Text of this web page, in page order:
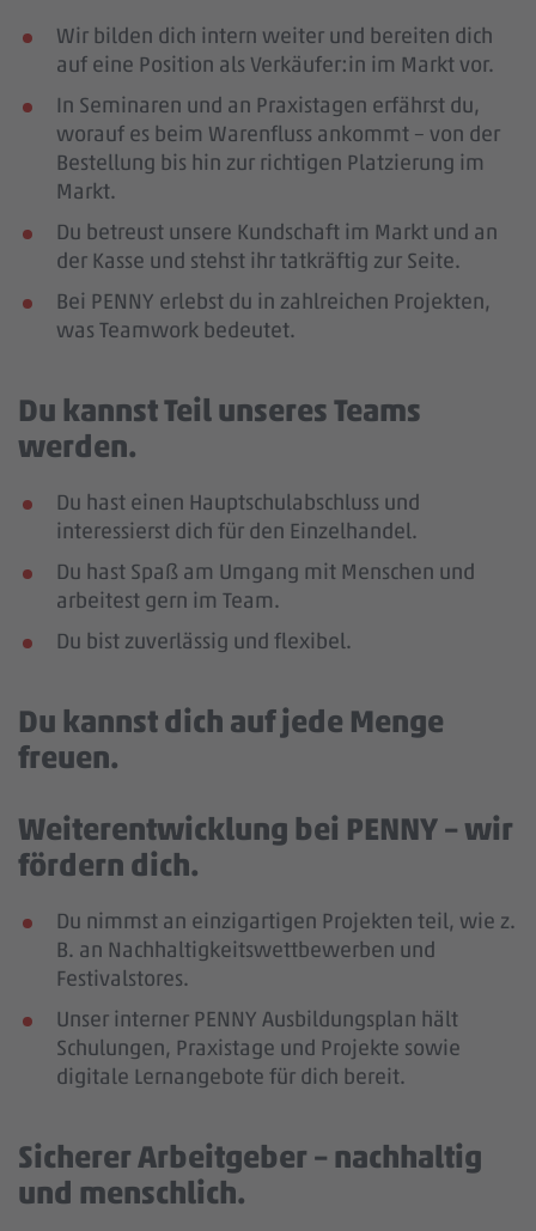
Wir bilden dich intern weiter und bereiten dich
auf eine Position als Verkäufer:in im Markt vor.
In Seminaren und an Praxistagen erfährst du,
worauf es beim Warenfluss ankommt – von der
Bestellung bis hin zur richtigen Platzierung im
Markt.
Du betreust unsere Kundschaft im Markt und an
der Kasse und stehst ihr tatkräftig zur Seite.
Bei PENNY erlebst du in zahlreichen Projekten,
was Teamwork bedeutet.
Du kannst Teil unseres Teams
werden.
Du hast einen Hauptschulabschluss und
interessierst dich für den Einzelhandel.
Du hast Spaß am Umgang mit Menschen und
arbeitest gern im Team.
Du bist zuverlässig und flexibel.
Du kannst dich auf jede Menge
freuen.
Weiterentwicklung bei PENNY – wir
fördern dich.
Du nimmst an einzigartigen Projekten teil, wie z.
B. an Nachhaltigkeitswettbewerben und
Festivalstores.
Unser interner PENNY Ausbildungsplan hält
Schulungen, Praxistage und Projekte sowie
digitale Lernangebote für dich bereit.
Sicherer Arbeitgeber – nachhaltig
und menschlich.